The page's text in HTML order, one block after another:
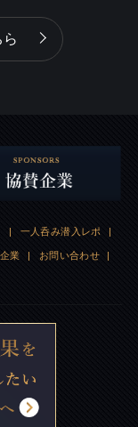
| 一人呑み潜入レポ |
業 | お問い合わせ |